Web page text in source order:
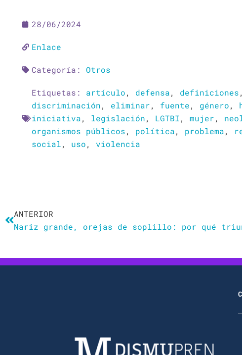
28/06/2024
Enlace
Categoría: Otros
Etiquetas: artículo, defensa, definiciones
discriminación, eliminar, fuente, género,
iniciativa, legislación, LGTBI, mujer,
organismos públicos, política, problema,
social, uso, violencia
ANTERIOR